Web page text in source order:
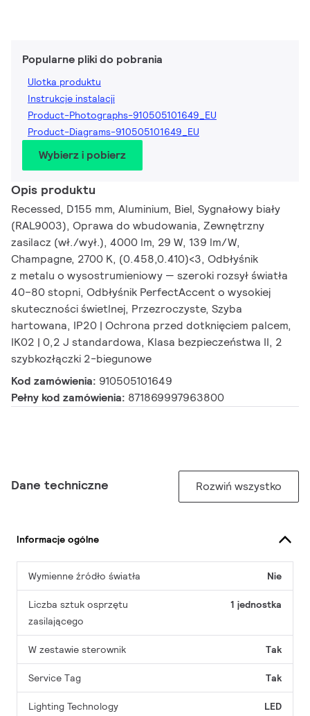
Popularne pliki do pobrania
Ulotka produktu
Instrukcje instalacji
Product-Photographs-910505101649_EU
Product-Diagrams-910505101649_EU
Wybierz i pobierz
Opis produktu
Recessed, D155 mm, Aluminium, Biel, Sygnałowy biały
(RAL9003), Oprawa do wbudowania, Zewnętrzny
zasilacz (wł./wył.), 4000 lm, 29 W, 139 lm/W,
Champagne, 2700 K, (0.458,0.410)<3, Odbłyśnik
z metalu o wysostrumieniowy — szeroki rozsył światła
40–80 stopni, Odbłyśnik PerfectAccent o wysokiej
skuteczności świetlnej, Przezroczyste, Szyba
hartowana, IP20 | Ochrona przed dotknięciem palcem,
IK02 | 0,2 J standardowa, Klasa bezpieczeństwa II, 2
szybkozłączki 2-biegunowe
Kod zamówienia: 910505101649
Pełny kod zamówienia: 871869997963800
Dane techniczne Rozwiń wszystko
Informacje ogólne
Wymienne źródło światła Nie
Liczba sztuk osprzętu
zasilającego
1 jednostka
W zestawie sterownik Tak
Service Tag Tak
Lighting Technology LED